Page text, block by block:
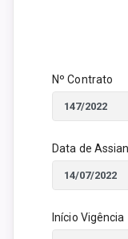
Nº Contrato
Data de
Início Vigência